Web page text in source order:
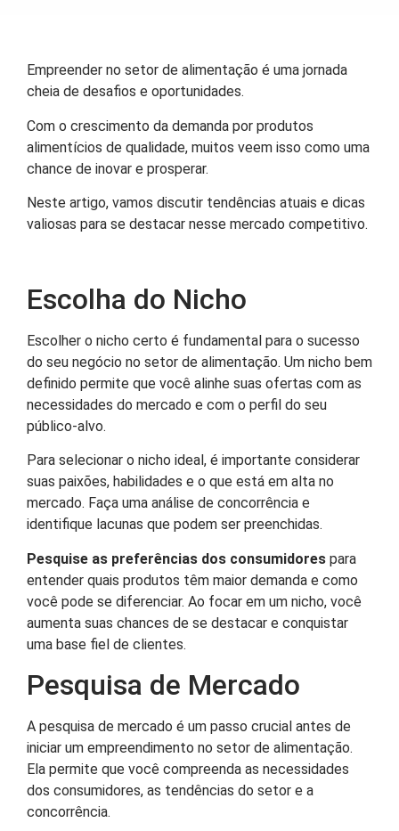
Empreender no setor de alimentação é uma jornada
cheia de desafios e oportunidades.
Com o crescimento da demanda por produtos
alimentícios de qualidade, muitos veem isso como uma
chance de inovar e prosperar.
Neste artigo, vamos discutir tendências atuais e dicas
valiosas para se destacar nesse mercado competitivo.
Escolha do Nicho
Escolher o nicho certo é fundamental para o sucesso
do seu negócio no setor de alimentação. Um nicho bem
definido permite que você alinhe suas ofertas com as
necessidades do mercado e com o perfil do seu
público-alvo.
Para selecionar o nicho ideal, é importante considerar
suas paixões, habilidades e o que está em alta no
mercado. Faça uma análise de concorrência e
identifique lacunas que podem ser preenchidas.
Pesquise as preferências dos consumidores para
entender quais produtos têm maior demanda e como
você pode se diferenciar. Ao focar em um nicho, você
aumenta suas chances de se destacar e conquistar
uma base fiel de clientes.
Pesquisa de Mercado
A pesquisa de mercado é um passo crucial antes de
iniciar um empreendimento no setor de alimentação.
Ela permite que você compreenda as necessidades
dos consumidores, as tendências do setor e a
concorrência.